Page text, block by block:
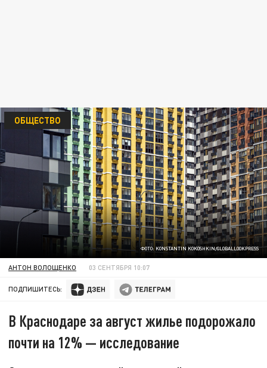
ФОТО: KONSTANTIN KOKOSHKIN/GLOBALLOOKPRESS
ОБЩЕСТВО
АНТОН ВОЛОЩЕНКО 03 СЕНТЯБРЯ 10:07
ПОДПИШИТЕСЬ:
В Краснодаре за август жилье подорожало
почти на 12% — исследование